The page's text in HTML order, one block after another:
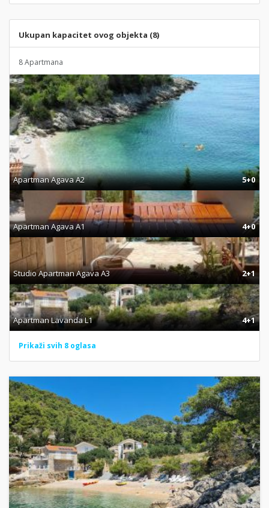
Ukupan kapacitet ovog objekta (8)
8 Apartmana
Apartman Agava A2 5+0
Apartman Agava A1 4+0
Studio Apartman Agava A3 2+1
Apartman Lavanda L1 4+1
Prikaži svih 8 oglasa